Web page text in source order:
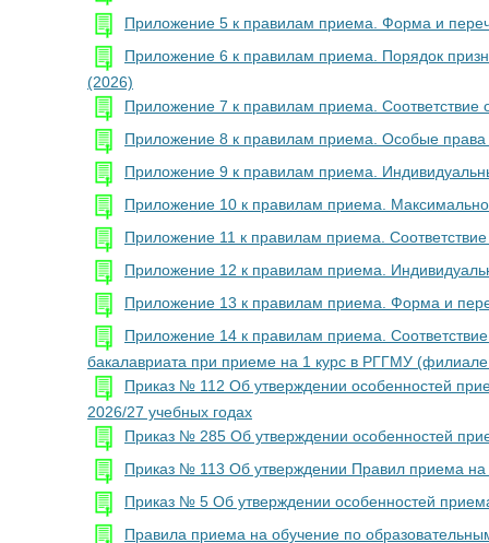
Приложение 5 к правилам приема. Форма и
Приложение 6 к правилам приема. Порядок
(2026)
Приложение 7 к правилам приема.
Приложение 8 к правилам приема. Особые права
Приложение 9 к правилам приема.
Приложение 10 к правилам приема.
Приложение 11 к правилам приема.
Приложение 12 к правилам приема.
Приложение 13 к правилам приема. Форма и
Приложение 14 к правилам приема.
бакалавриата при приеме на 1 курс в РГГМУ
Приказ № 112 Об утверждении особенностей
2026/27 учебных годах
Приказ № 285 Об утверждении особенностей
Приказ № 113 Об утверждении Правил приема на
Приказ № 5 Об утверждении особенностей
Правила приема на обучение по